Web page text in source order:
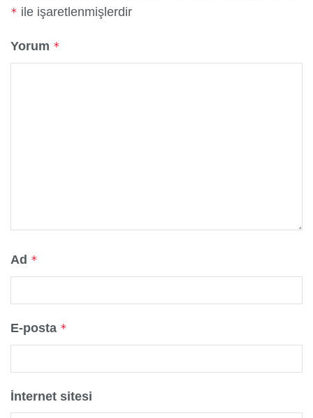
* ile işaretlenmişlerdir
Yorum *
Ad *
E-posta *
İnternet sitesi